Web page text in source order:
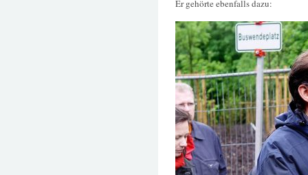
Er gehörte ebenfalls dazu: